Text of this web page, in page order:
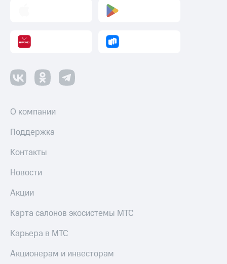
О компании
Поддержка
Контакты
Новости
Акции
Карта салонов экосистемы МТС
Карьера в МТС
Акционерам и инвесторам